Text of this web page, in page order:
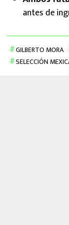
antes de
GILBERTO MORA
SELECCIÓN